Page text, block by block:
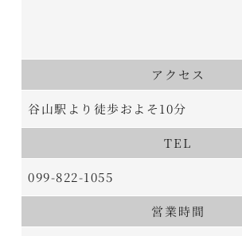
アクセス
谷山駅より徒歩およそ10分
TEL
099-822-1055
営業時間